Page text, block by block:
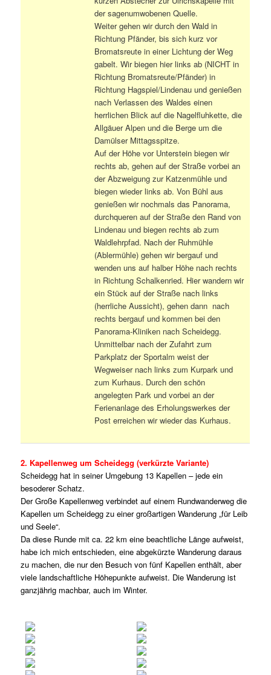
der sagenumwobenen Quelle.
Weiter gehen wir durch den Wald in
Richtung Pfänder, bis sich kurz vor
Bromatsreute in einer Lichtung der Weg
gabelt. Wir biegen hier links ab (NICHT in
Richtung Bromatsreute/Pfänder) in
Richtung Hagspiel/Lindenau und genießen
nach Verlassen des Waldes einen
herrlichen Blick auf die Nagelfluhkette, die
Allgäuer Alpen und die Berge um die
Damülser Mittagsspitze.
Auf der Höhe vor Unterstein biegen wir
rechts ab, gehen auf der Straße vorbei an
der Abzweigung zur Katzenmühle und
biegen wieder links ab. Von Bühl aus
genießen wir nochmals das Panorama,
durchqueren auf der Straße den Rand von
Lindenau und biegen rechts ab zum
Waldlehrpfad. Nach der Ruhmühle
(Ablermühle) gehen wir bergauf und
wenden uns auf halber Höhe nach rechts
in Richtung Schalkenried. Hier wandern wir
ein Stück auf der Straße nach links
(herrliche Aussicht), gehen dann nach
rechts bergauf und kommen bei den
Panorama-Kliniken nach Scheidegg.
Unmittelbar nach der Zufahrt zum
Parkplatz der Sportalm weist der
Wegweiser nach links zum Kurpark und
zum Kurhaus. Durch den schön
angelegten Park und vorbei an der
Ferienanlage des Erholungswerkes der
Post erreichen wir wieder das Kurhaus.
2. Kapellenweg um Scheidegg (verkürzte Variante)
Scheidegg hat in seiner Umgebung 13 Kapellen – jede ein
besoderer Schatz.
Der Große Kapellenweg verbindet auf einem Rundwanderweg die
Kapellen um Scheidegg zu einer großartigen Wanderung „für Leib
und Seele“.
Da diese Runde mit ca. 22 km eine beachtliche Länge aufweist,
habe ich mich entschieden, eine abgekürzte Wanderung daraus
zu machen, die nur den Besuch von fünf Kapellen enthält, aber
viele landschaftliche Höhepunkte aufweist. Die Wanderung ist
ganzjährig machbar, auch im Winter.